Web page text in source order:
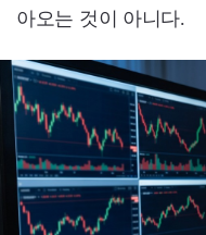
아오는 것이 아니다.